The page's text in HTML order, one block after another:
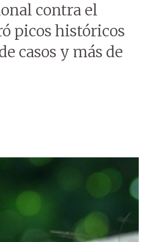
contra el
picos históricos
casos y más de